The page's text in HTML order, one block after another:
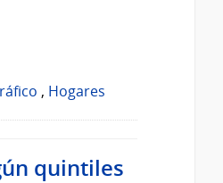
, Hogares
quintiles